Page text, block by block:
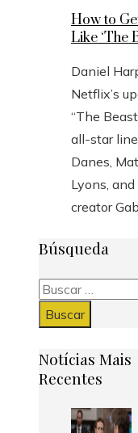
How to
Like ‘The
Daniel
Netflix’s
“The
all-star
Danes,
Lyons,
creator
Búsqueda
Buscar:
Notícias Mais
Recentes